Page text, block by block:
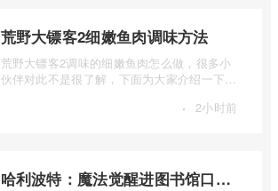
荒野大镖客2细嫩鱼肉调味方法
荒野大镖客2调味的细嫩鱼肉怎么做，很多小
伙伴对此不是很了解，下面为大家介绍一下荒
· 2小时前
哈利波特：魔法觉醒进图书馆口令解析